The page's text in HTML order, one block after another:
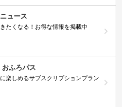
ュース
たくなる！お得な情報を掲載中
ふろパス
楽しめるサブスクリプションプラン